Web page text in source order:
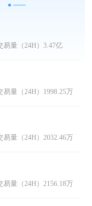
易量（24H）3.47亿
易量（24H） 1998.25万
易量（24H）2032.46万
易量（24H） 2156.18万